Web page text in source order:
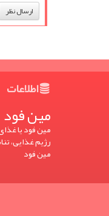
اطلاعات
مین فود
مین فود یا
رژیم غذایی،
مین فود